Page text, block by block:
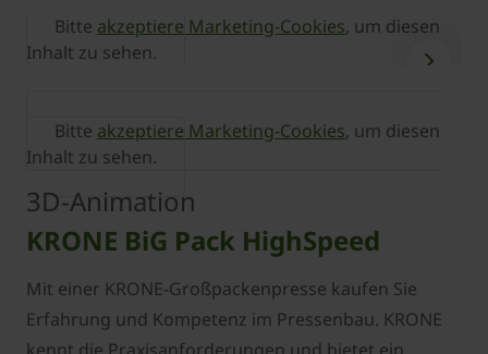
Bitte akzeptiere Marketing-Cookies, um diesen
Inhalt zu sehen.
Bitte akzeptiere Marketing-Cookies, um diesen
Inhalt zu sehen.
3D-Animation
KRONE BiG Pack HighSpeed
Mit einer KRONE-Großpackenpresse kaufen Sie
Erfahrung und Kompetenz im Pressenbau. KRONE